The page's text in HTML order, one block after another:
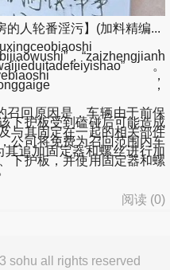
的人轮番淫污】(加料精编...
，
，“zaizhengjianh
。
，
，
回原因是，车辆由于前保
下护板受到磕碰后可能造成
与其固定在一起的相关部件
公司将免费为召回范围内车
追加固定器和螺丝进行加
下护板，并使用固定器和螺
阅读 (0)
sohu all rights reserved